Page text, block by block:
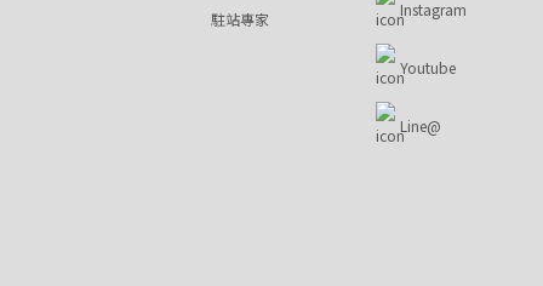
駐站專家
Instagram
Youtube
Line@